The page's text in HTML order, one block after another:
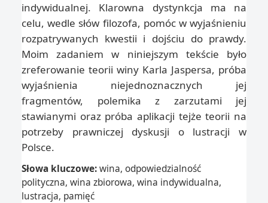
indywidualnej. Klarowna dystynkcja ma na
celu, wedle słów filozofa, pomóc w wyjaśnieniu
rozpatrywanych kwestii i dojściu do prawdy.
Moim zadaniem w niniejszym tekście było
zreferowanie teorii winy Karla Jaspersa, próba
wyjaśnienia niejednoznacznych jej
fragmentów, polemika z zarzutami jej
stawianymi oraz próba aplikacji tejże teorii na
potrzeby prawniczej dyskusji o lustracji w
Polsce.
Słowa kluczowe:wina, odpowiedzialność
polityczna, wina zbiorowa, wina indywidualna,
lustracja, pamięć